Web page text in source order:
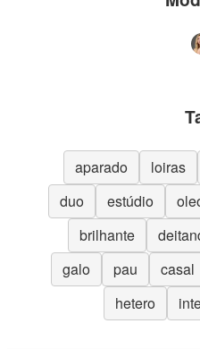
aparado loiras
duo
estúdio
brilhante
galo
pau casal
hetero